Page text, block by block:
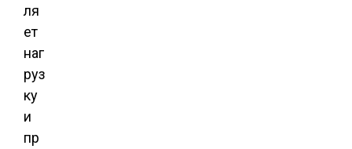
ля
ет
наг
руз
ку
и
пр